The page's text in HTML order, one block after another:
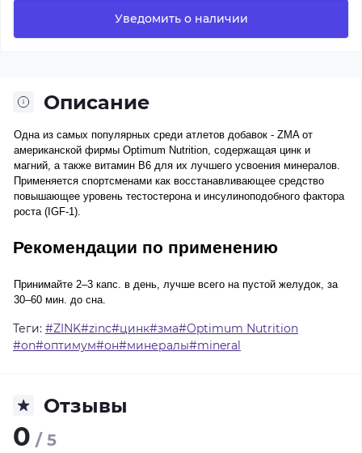
Уведомить о наличии
Описание
Одна из самых популярных среди атлетов добавок - ZMA от
американской фирмы Optimum Nutrition, содержащая цинк и
магний, а также витамин В6 для их лучшего усвоения минералов.
Применяется спортсменами как восстанавливающее средство
повышающее уровень тестостерона и инсулиноподобного фактора
роста (IGF-1).
Рекомендации по применению
Принимайте 2–3 капс. в день, лучше всего на пустой желудок, за
30–60 мин. до сна.
Теги: #ZINK#zinc#цинк#зма#Optimum Nutrition
#on#оптимум#он#минералы#mineral
Отзывы
0 / 5